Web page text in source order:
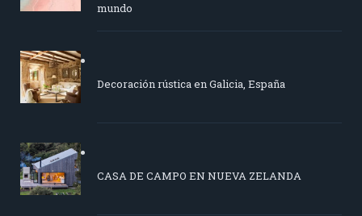
mundo
Decoración rústica en Galicia, España
CASA DE CAMPO EN NUEVA ZELANDA